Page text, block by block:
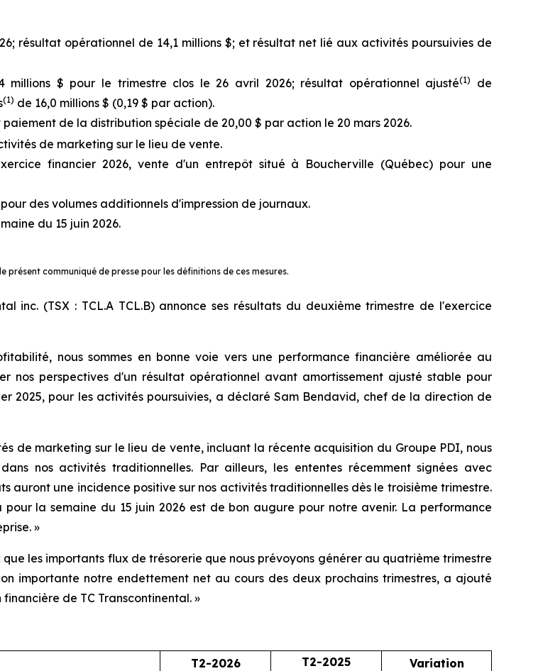
résultat opérationnel de 14,1 millions $; et résultat net lié aux activités poursuivies de
millions $ pour le trimestre clos le 26 avril 2026; résultat opérationnel ajusté(1)
de
(1) de 16,0 millions $ (0,19 $ par action).
de la distribution spéciale de 20,00 $ par action le 20 mars 2026.
de marketing sur le lieu de vente.
financier 2026, vente d'un entrepôt situé à Boucherville (Québec) pour une
des volumes additionnels d'impression de journaux.
du 15 juin 2026.
présent communiqué de presse pour les définitions de ces mesures.
inc. (TSX : TCL.A TCL.B) annonce ses résultats du deuxième trimestre de l'exercice
nous sommes en bonne voie vers une performance financière améliorée au
nos perspectives d'un résultat opérationnel avant amortissement ajusté stable pour
2025, pour les activités poursuivies, a déclaré Sam Bendavid, chef de la direction de
de marketing sur le lieu de vente, incluant la récente acquisition du Groupe PDI, nous
nos activités traditionnelles. Par ailleurs, les ententes récemment signées avec
auront une incidence positive sur nos activités traditionnelles dès le troisième trimestre.
pour la semaine du 15 juin 2026 est de bon augure pour notre avenir. La performance
»
les importants flux de trésorerie que nous prévoyons générer au quatrième trimestre
importante notre endettement net au cours des deux prochains trimestres, a ajouté
de TC Transcontinental. »
T2-2026 T2-2025
Variation